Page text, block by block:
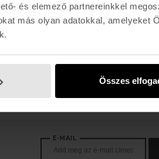
és elemező partnereinkkel
más olyan adatokkal, amelyeket
Összes
SOLID
Ft
TSG
E-MAIL